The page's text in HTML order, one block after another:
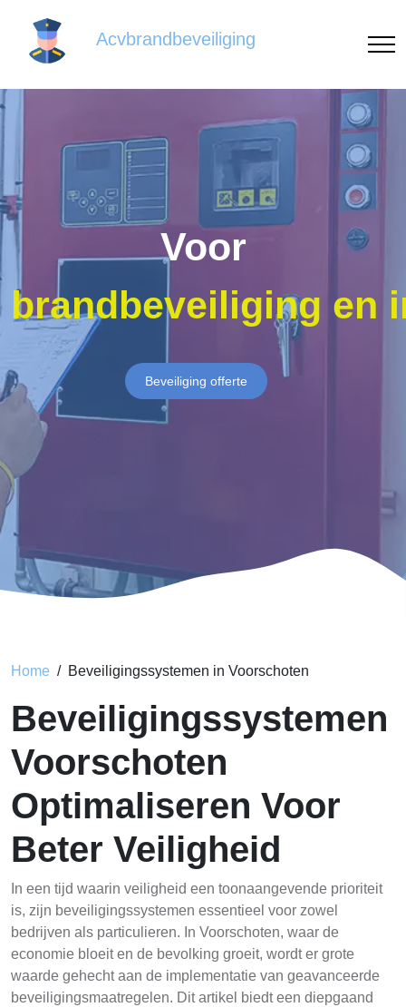
Acvbrandbeveiliging
Voor
brandbeveiliging en
Beveiliging offerte
Home Beveiligingssystemen in Voorschoten
Beveiligingssystemen
Voorschoten
Optimaliseren Voor
Beter Veiligheid
In een tijd waarin veiligheid een toonaangevende prioriteit
is, zijn beveiligingssystemen essentieel voor zowel
bedrijven als particulieren. In Voorschoten, waar de
economie bloeit en de bevolking groeit, wordt er grote
waarde gehecht aan de implementatie van geavanceerde
beveiligingsmaatregelen. Dit artikel biedt een diepgaand